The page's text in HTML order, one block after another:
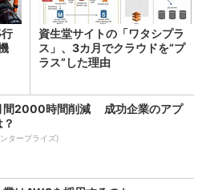
資生堂サイトの「ワタシプラ
ス」、3カ月でクラウドを“プ
ラス”した理由
間2000時間削減 成功企業のアプ
タープライズ)